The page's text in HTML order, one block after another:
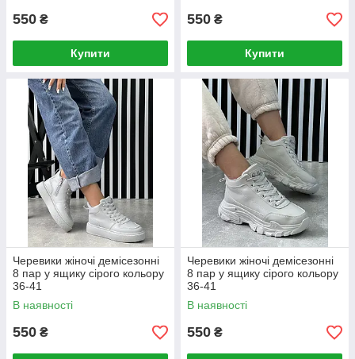
550 ₴
Купити
550 ₴
Купити
Черевики жіночі демісезонні
8 пар у ящику сірого кольору
36-41
В наявності
550 ₴
Черевики жіночі демісезонні
8 пар у ящику сірого кольору
36-41
В наявності
550 ₴